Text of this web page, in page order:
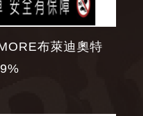
布萊迪奧特